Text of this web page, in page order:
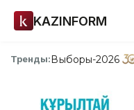
KAZINFORM
Тренды:Выборы-2026